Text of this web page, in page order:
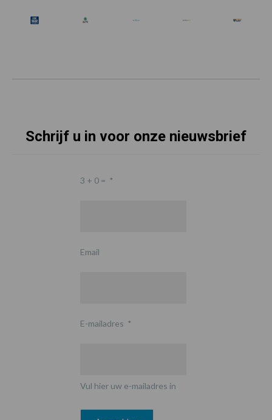
Schrijf u in voor onze nieuwsbrief
3 + 0 = *
Email
E-mailadres *
Vul hier uw e-mailadres in